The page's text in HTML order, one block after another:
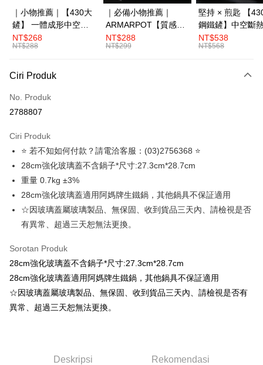
[Terma Penggunaan untuk OP Pay Later]
Perkhidmatan ini disediakan oleh Taiwan Mobile dan tersedia untuk
pengguna Taiwan Mobile tanpa memerlukan permohonan tambahan.
akan mengarahkan anda secara automatik ke proses transaksi OP Pay
mudah alih anda, memilih bilangan ansuran, dan menetapkan tarikh
akhir pembayaran. Transaksi akan dianggap selesai setelah pembayaran
yang dikenakan adalah tertakluk kepada maklumat yang dinyatakan
pada halaman pengesahan transaksi seterusnya.
Jika transaksi tidak disahkan dalam masa 30 minit selepas pesanan
dibuat, atau jika permohonan gagal dalam proses semakan, pesanan
akan dibatalkan secara automatik. Jika permohonan gagal pada
tidak dipenuhi; butiran penilaian khusus tidak akan didedahkan.
[Arahan Pembayaran]
berasingan dan tidak termasuk dalam bil telekom anda. SMS peringatan
pembayaran akan dihantar selepas kitaran bil bulanan.
Selepas mengakses bil melalui pautan dalam SMS, anda boleh
AFTEE
Deskripsi
pengesahan AFTEE akan muncul.
3. Tiada bayaran diperlukan apabila pesanan disahkan. Produk akan
4. Setelah pesanan disahkan, anda akan menerima SMS pembayaran
AFTEE.
5. Tiada bayaran diperlukan apabila anda menerima produk. Sila buat
dalam talian dengan SMS pembayaran atau pemberitahuan tolak aplikasi
AFTEE.
Sila ambil perhatian bahawa tempoh pembayaran adalah 14 hari. Walau
bagaimanapun, bagi mereka yang telah memuat turun Aplikasi AFTEE
dan mendaftar sebagai ahli AFTEE boleh menikmati tempoh pembayaran
Tempoh pembayaran dikira dari masa kedai meminta pembayaran anda,
ditambah dengan bilangan hari yang boleh dilanjutkan oleh AFTEE. Anda
boleh melanjutkan tempoh pembayaran anda sebelum anda menerima
menerima pesanan anda semasa tempoh pembayaran (cth.: produk
prapesanan atau produk yang mungkin mengambil masa yang lebih
1. Jumlah yang diperakui untuk pengguna kali pertama boleh sehingga
付款後全家取貨，滿3000免運
NT$3,000 atau lebih
付款後7-11取貨，滿3000免運
NT$99/pesanan | Penghantaran percuma untuk pesanan
NT$3,000 atau lebih
宅配滿3000免運(不含國外)
NT$150/pesanan | Penghantaran percuma untuk pesanan
離島配送
NT$150/pesanan | Penghantaran percuma untuk pesanan
NT$3,000 atau lebih
｜小物推薦｜【430大
鏟】 一體成形中空斷
熱
NT$268
NT$288
｜必備小物推薦｜
ARMARPOT【質感圍
裙】厚實帆布設計 防
潑水 耐髒易清潔
NT$288
NT$299
堅持 × 煎匙 【
鋼鐵鏟】中空斷
體成形
NT$538
NT$568
Ciri Produk
No. Produk
2788807
Ciri Produk
⭐ 若不知如何付款？請電洽客服：(03)2756368 ⭐
28cm強化玻璃蓋不含鍋子*尺寸:27.3cm*28.7cm
重量 0.7kg ±3%
28cm強化玻璃蓋適用阿媽牌生鐵鍋，其他鍋具不保証適用
☆因玻璃蓋屬玻璃製品、無保固、收到貨品三天內、請檢視是否
有異常、超過三天恕無法更換。
Sorotan Produk
28cm強化玻璃蓋不含鍋子*尺寸:27.3cm*28.7cm
28cm強化玻璃蓋適用阿媽牌生鐵鍋，其他鍋具不保証適用
☆因玻璃蓋屬玻璃製品、無保固、收到貨品三天內、請檢視是否有
異常、超過三天恕無法更換。
Deskripsi Rekomendasi